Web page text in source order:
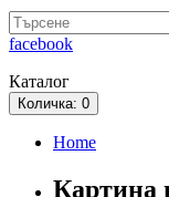
facebook
Каталог
Количка: 0
Home
Картина